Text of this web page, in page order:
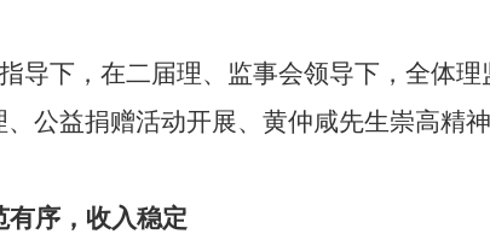
下，在二届理、监事会领导下，全体理
公益捐赠活动开展、黄仲咸先生崇高精
序，收入稳定